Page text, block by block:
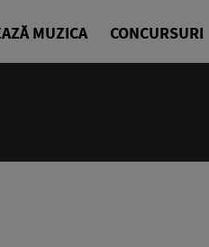
MUZICA CONCURSURI